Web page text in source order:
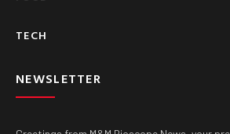
TECH
NEWSLETTER